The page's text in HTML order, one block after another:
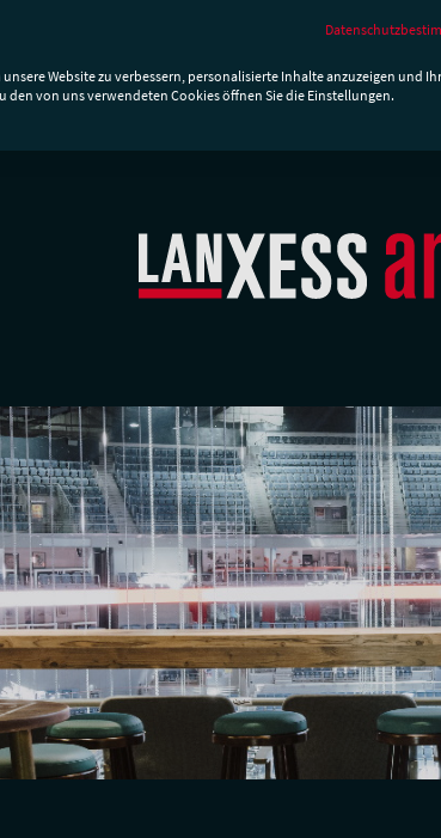
Anfahrt & Parken Besucherinfos
Website zu verbessern, personalisierte Inhalte anzuzeigen und
von uns verwendeten Cookies öffnen Sie die Einstellungen.